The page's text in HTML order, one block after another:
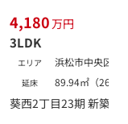
4,180 万円
3LDK
エリア 浜松市中央区(中)
延床 89.94㎡（26.29
葵西2丁目23期 新築分